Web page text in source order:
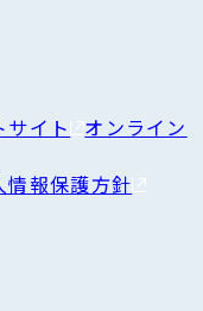
サイト オンライン
情報保護方針